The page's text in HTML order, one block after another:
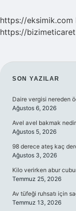
https://eksimik.com
https://
SON YAZILAR
Daire vergisi nereden
Ağustos 6, 2026
Avel avel bakmak
Ağustos 5, 2026
98 derece ateş kaç
Ağustos 3, 2026
Kilo verirken abur
Temmuz 25, 2026
Av tüfeği ruhsatı için
Temmuz 13, 2026